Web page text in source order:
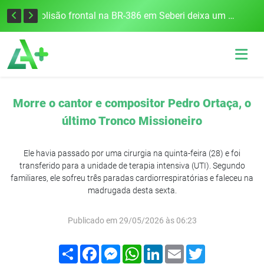
União Frederiquense vence o Gramadense fora de casa e assume a terceira posição na Divisão de Acesso Colisão frontal na BR-386 em Seberi deixa um morto e quatro feridos
Morre o cantor e compositor Pedro Ortaça, o
último Tronco Missioneiro
Ele havia passado por uma cirurgia na quinta-feira (28) e foi
transferido para a unidade de terapia intensiva (UTI). Segundo
familiares, ele sofreu três paradas cardiorrespiratórias e faleceu na
madrugada desta sexta.
Publicado em 29/05/2026 às 06:23
Compartilhar
FacebookMessenger
WhatsApp
LinkedIn
Email